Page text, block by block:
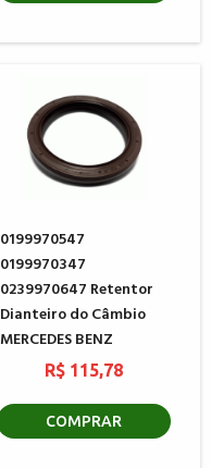
0199970547
0199970347
0239970647 Retentor
Dianteiro do Câmbio
MERCEDES BENZ
R$ 115,78
COMPRAR